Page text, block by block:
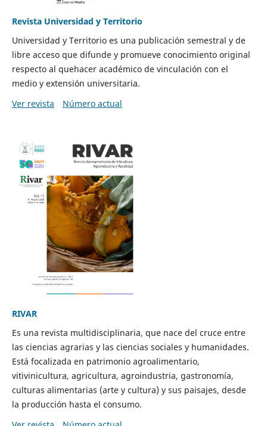
Revista Universidad y Territorio
Universidad y Territorio es una publicación semestral y de
libre acceso que difunde y promueve conocimiento original
respecto al quehacer académico de vinculación con el
medio y extensión universitaria.
Ver revista
Número actual
RIVAR
Es una revista multidisciplinaria, que nace del cruce entre
las ciencias agrarias y las ciencias sociales y humanidades.
Está focalizada en patrimonio agroalimentario,
vitivinicultura, agricultura, agroindustria, gastronomía,
culturas alimentarias (arte y cultura) y sus paisajes, desde
la producción hasta el consumo.